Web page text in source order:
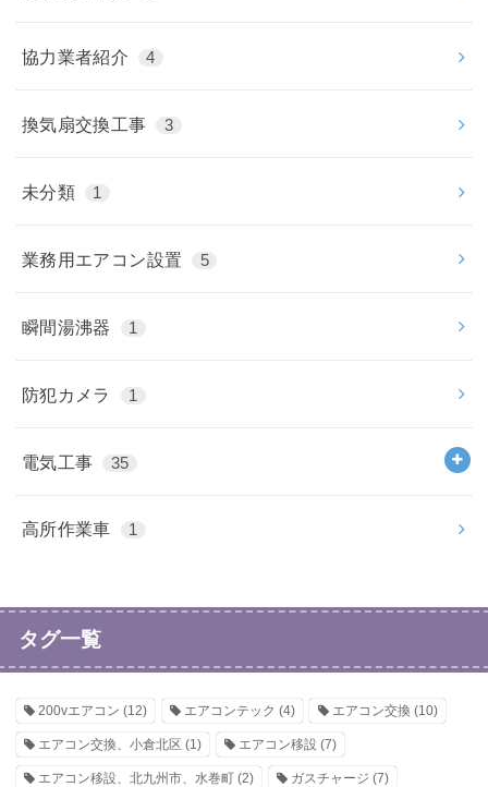
協力業者紹介 4
換気扇交換工事 3
未分類 1
業務用エアコン設置 5
瞬間湯沸器 1
防犯カメラ 1
電気工事 35
高所作業車 1
タグ一覧
200vエアコン (12) エアコンテック (4) エアコン交換 (10)
エアコン交換、小倉北区 (1) エアコン移設 (7)
エアコン移設、北九州市、水巻町 (2) ガスチャージ (7)